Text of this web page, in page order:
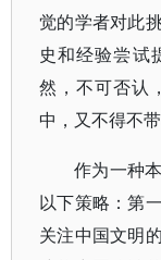
觉的学者对此
史和经验尝试
然，不可否认
中，又不得不
作为一种
以下策略：第
关注中国文明